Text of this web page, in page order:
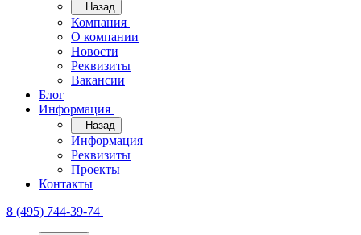
Назад
Компания
О компании
Новости
Реквизиты
Вакансии
Блог
Информация
Назад
Информация
Реквизиты
Проекты
Контакты
8 (495) 744-39-74